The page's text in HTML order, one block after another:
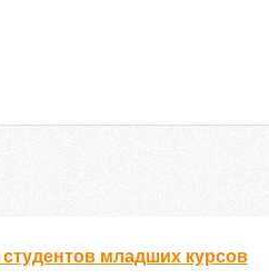
младших курсов